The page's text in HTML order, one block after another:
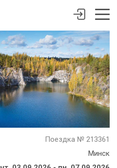
Поездка № 213361
Минск